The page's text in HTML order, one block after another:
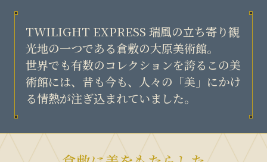
TWILIGHT EXPRESS 瑞風の立ち寄り観
光地の一つである倉敷の大原美術館。
世界でも有数のコレクションを誇るこの美
術館には、 昔も今も、人々の「美」にかけ
る情熱が注ぎ込まれていました。